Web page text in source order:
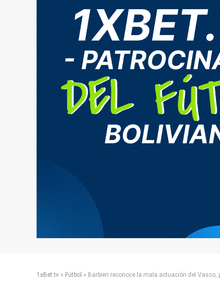
1xBet.tv » Fútbol » Barbieri reconoce la mala actuación del